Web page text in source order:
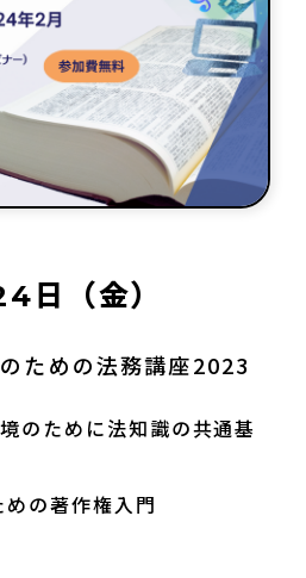
日（金）
ための法務講座2023
のために法知識の共通基
の著作権入門